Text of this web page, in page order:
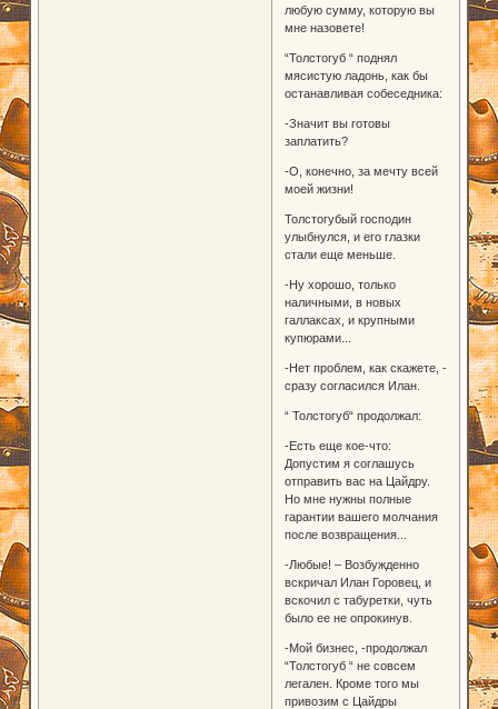
любую сумму, которую вы
мне назовете!
“Толстогуб “ поднял
мясистую ладонь, как бы
останавливая собеседника:
-Значит вы готовы
заплатить?
-О, конечно, за мечту всей
моей жизни!
Толстогубый господин
улыбнулся, и его глазки
стали еще меньше.
-Ну хорошо, только
наличными, в новых
галлаксах, и крупными
купюрами...
-Нет проблем, как скажете, -
сразу согласился Илан.
“ Толстогуб“ продолжал:
-Есть еще кое-что:
Допустим я соглашусь
отправить вас на Цайдру.
Но мне нужны полные
гарантии вашего молчания
после возвращения...
-Любые! – Возбужденно
вскричал Илан Горовец, и
вскочил с табуретки, чуть
было ее не опрокинув.
-Мой бизнес, -продолжал
“Толстогуб “ не совсем
легален. Кроме того мы
привозим с Цайдры